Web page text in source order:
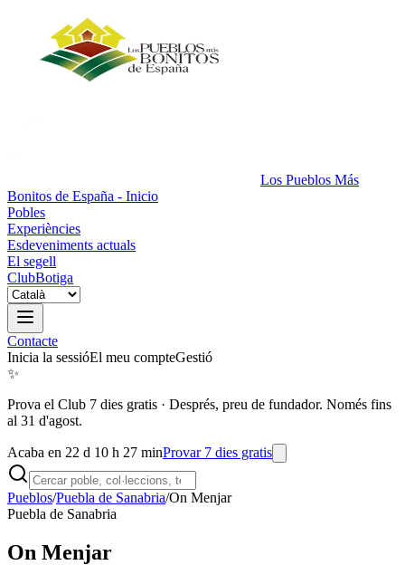
Los Pueblos Más
Bonitos de España - Inicio
Pobles
Experiències
Esdeveniments actuals
El segell
ClubBotiga
Contacte
Inicia la sessióEl meu compteGestió
✨
Prova el Club 7 dies gratis · Després, preu de fundador. Només fins
al 31 d'agost.
Acaba en 22 d 10 h 27 minProvar 7 dies gratis
Pueblos/Puebla de Sanabria/On Menjar
Puebla de Sanabria
On Menjar